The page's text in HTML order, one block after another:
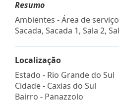
Resumo
Ambientes - Área de
Sacada, Sacada 1, Sala 2,
Localização
Estado - Rio Grande do Sul
Cidade - Caxias do Sul
Bairro - Panazzolo